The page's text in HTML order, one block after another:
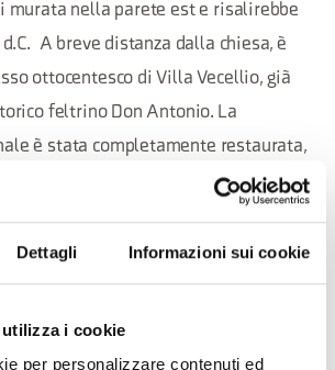
Dettagli Informazioni sui cookie
i cookie
per personalizzare contenuti ed
murata nella parete est e risalirebbe
A breve distanza dalla chiesa, è
ottocentesco di Villa Vecellio, già
feltrino Don Antonio. La
è stata completamente restaurata,
XIX secolo venne realizzato
l’offerente e sua madre.